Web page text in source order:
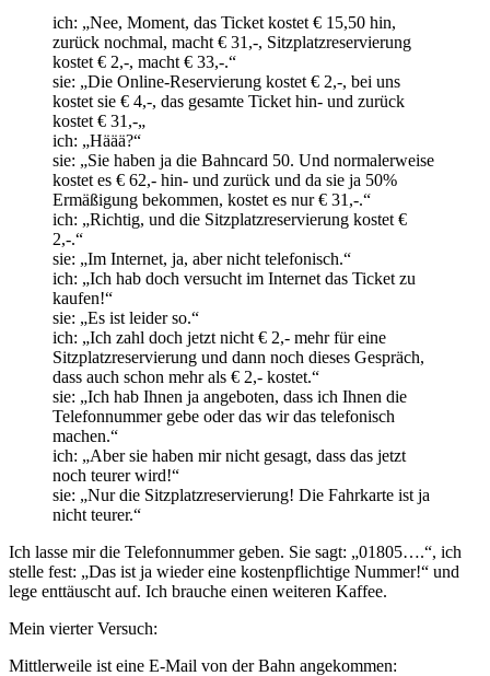
ich: „Nee, Moment, das Ticket kostet € 15,50 hin,
zurück nochmal, macht € 31,-, Sitzplatzreservierung
kostet € 2,-, macht € 33,-.“
sie: „Die Online-Reservierung kostet € 2,-, bei uns
kostet sie € 4,-, das gesamte Ticket hin- und zurück
kostet € 31,-„
ich: „Häää?“
sie: „Sie haben ja die Bahncard 50. Und normalerweise
kostet es € 62,- hin- und zurück und da sie ja 50%
Ermäßigung bekommen, kostet es nur € 31,-.“
ich: „Richtig, und die Sitzplatzreservierung kostet €
2,-.“
sie: „Im Internet, ja, aber nicht telefonisch.“
ich: „Ich hab doch versucht im Internet das Ticket zu
kaufen!“
sie: „Es ist leider so.“
ich: „Ich zahl doch jetzt nicht € 2,- mehr für eine
Sitzplatzreservierung und dann noch dieses Gespräch,
dass auch schon mehr als € 2,- kostet.“
sie: „Ich hab Ihnen ja angeboten, dass ich Ihnen die
Telefonnummer gebe oder das wir das telefonisch
machen.“
ich: „Aber sie haben mir nicht gesagt, dass das jetzt
noch teurer wird!“
sie: „Nur die Sitzplatzreservierung! Die Fahrkarte ist ja
nicht teurer.“
Ich lasse mir die Telefonnummer geben. Sie sagt: „01805….“, ich
stelle fest: „Das ist ja wieder eine kostenpflichtige Nummer!“ und
lege enttäuscht auf. Ich brauche einen weiteren Kaffee.
Mein vierter Versuch:
Mittlerweile ist eine E-Mail von der Bahn angekommen: